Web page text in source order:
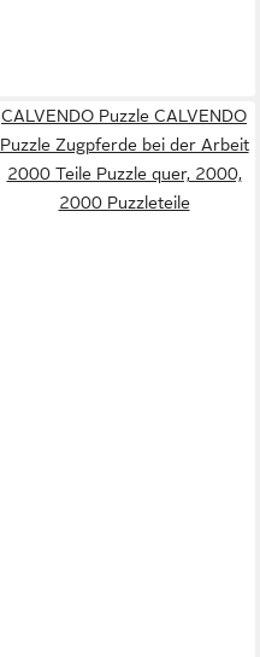
CALVENDO Puzzle CALVENDO
Puzzle Zugpferde bei der Arbeit
2000 Teile Puzzle quer, 2000,
2000 Puzzleteile